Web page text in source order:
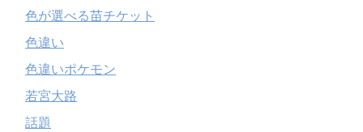
色が選べる苗チケット
色違い
色違いポケモン
若宮大路
話題